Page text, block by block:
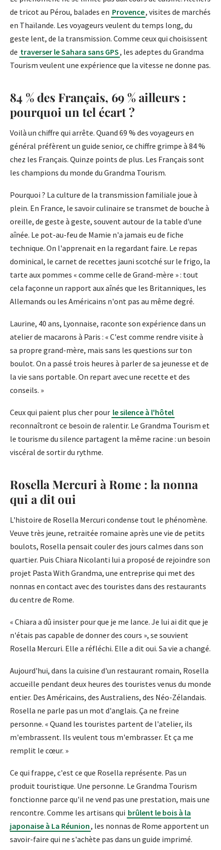
de tricot au Pérou, balades en Provence, visites de marchés
en Thaïlande. Les voyageurs veulent du temps long, du
geste lent, de la transmission. Comme ceux qui choisissent
de traverser le Sahara sans GPS, les adeptes du Grandma
Tourism veulent une expérience que la vitesse ne donne pas.
84 % des Français, 69 % ailleurs :
pourquoi un tel écart ?
Voilà un chiffre qui arrête. Quand 69 % des voyageurs en
général préfèrent un guide senior, ce chiffre grimpe à 84 %
chez les Français. Quinze points de plus. Les Français sont
les champions du monde du Grandma Tourism.
Pourquoi ? La culture de la transmission familiale joue à
plein. En France, le savoir culinaire se transmet de bouche à
oreille, de geste à geste, souvent autour de la table d'une
aînée. Le pot-au-feu de Mamie n'a jamais eu de fiche
technique. On l'apprenait en la regardant faire. Le repas
dominical, le carnet de recettes jauni scotché sur le frigo, la
tarte aux pommes « comme celle de Grand-mère » : tout
cela façonne un rapport aux aînés que les Britanniques, les
Allemands ou les Américains n'ont pas au même degré.
Laurine, 40 ans, Lyonnaise, raconte son expérience dans un
atelier de macarons à Paris : « C'est comme rendre visite à
sa propre grand-mère, mais sans les questions sur ton
boulot. On a passé trois heures à parler de sa jeunesse et de
la vie sans portable. On repart avec une recette et des
conseils. »
Ceux qui paient plus cher pour le silence à l'hôtel
reconnaîtront ce besoin de ralentir. Le Grandma Tourism et
le tourisme du silence partagent la même racine : un besoin
viscéral de sortir du rythme.
Rosella Mercuri à Rome : la nonna
qui a dit oui
L'histoire de Rosella Mercuri condense tout le phénomène.
Veuve très jeune, retraitée romaine après une vie de petits
boulots, Rosella pensait couler des jours calmes dans son
quartier. Puis Chiara Nicolanti lui a proposé de rejoindre son
projet Pasta With Grandma, une entreprise qui met des
nonnas en contact avec des touristes dans des restaurants
du centre de Rome.
« Chiara a dû insister pour que je me lance. Je lui ai dit que je
n'étais pas capable de donner des cours », se souvient
Rosella Mercuri. Elle a réfléchi. Elle a dit oui. Sa vie a changé.
Aujourd'hui, dans la cuisine d'un restaurant romain, Rosella
accueille pendant deux heures des touristes venus du monde
entier. Des Américains, des Australiens, des Néo-Zélandais.
Rosella ne parle pas un mot d'anglais. Ça ne freine
personne. « Quand les touristes partent de l'atelier, ils
m'embrassent. Ils veulent tous m'embrasser. Et ça me
remplit le cœur. »
Ce qui frappe, c'est ce que Rosella représente. Pas un
produit touristique. Une personne. Le Grandma Tourism
fonctionne parce qu'il ne vend pas une prestation, mais une
rencontre. Comme les artisans qui brûlent le bois à la
japonaise à La Réunion, les nonnas de Rome apportent un
savoir-faire qui ne s'achète pas dans un guide imprimé.